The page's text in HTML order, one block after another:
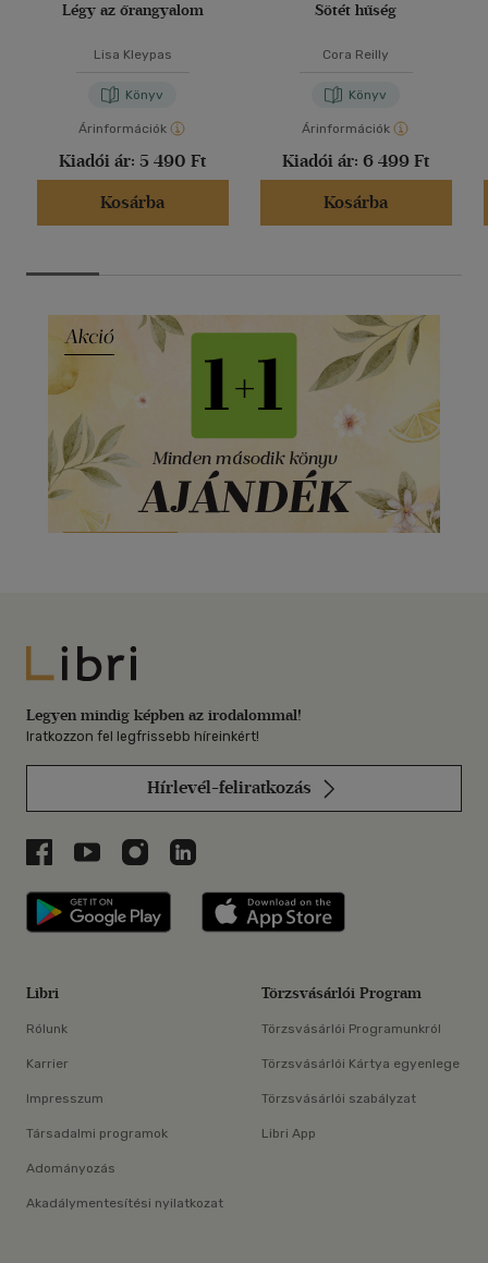
Légy az őrangyalom
Lisa Kleypas
Könyv
Árinformációk
Kiadói ár: 5 490 Ft
Kosárba
Sötét hűség
Cora Reilly
Könyv
Árinformációk
Kiadói ár: 6 499 Ft
Kosárba
Libri
Legyen mindig képben az irodalommal!
Iratkozzon fel legfrissebb híreinkért!
Hírlevél-feliratkozás
Libri a Facebookon
Libri a Youtube-on
Libri az Instagramon
Libri a LinkedInen
Libri applikáció Szerezd meg: Google
Libri
Rólunk
Karrier
Impresszum
Társadalmi programok
Adományozás
Akadálymentesítési nyilatkozat
Törzsvásárlói Program
Törzsvásárlói Programunkról
Törzsvásárlói Kártya egyenlege
Törzsvásárlói szabályzat
Libri App